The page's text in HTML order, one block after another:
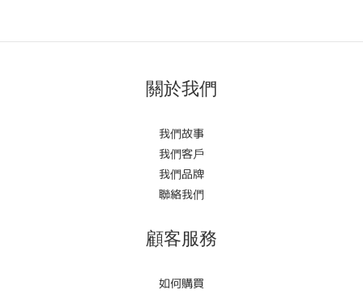
關於我們
我們故事
我們客戶
我們品牌
聯絡我們
顧客服務
如何購買